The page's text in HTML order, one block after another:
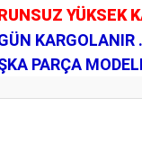
YÜKSEK
KARGOLANIR .
PARÇA